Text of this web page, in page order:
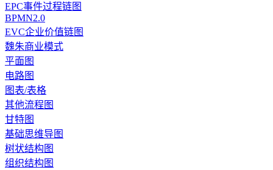
EPC事件过程链图
BPMN2.0
EVC企业价值链图
魏朱商业模式
平面图
电路图
图表/表格
其他流程图
甘特图
基础思维导图
树状结构图
组织结构图